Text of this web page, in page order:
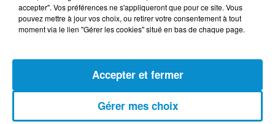
[Happy Beur] Cheb Momo, figure
emblématique de la nouvelle scène
[La Matinale] Jamila Zeghoudi,
journaliste : "j’ai toujours...
accepter". Vos préférences ne s'appliqueront que pour ce site. Vous
pouvez mettre à jour vos choix, ou retirer votre consentement à tout
moment via le lien "Gérer les cookies" situé en bas de chaque page.
Gérer mes choix
Accepter et fermer